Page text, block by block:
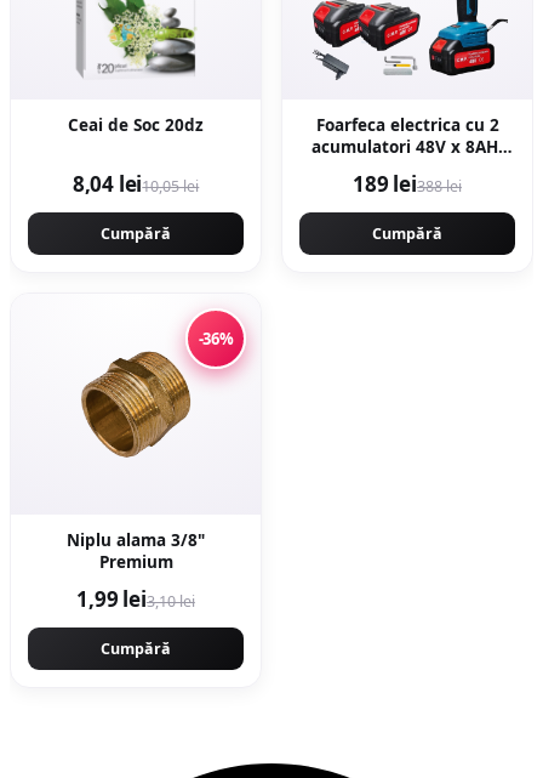
Ceai de Soc 20dz
8,04 lei10,05 lei
Cumpără
Foarfeca electrica cu 2
acumulatori 48V x 8AH,
taiere 27mm, Valiza,
profesional e-XPERT
ORIGINAL Protools
CMP1612
189 lei388 lei
Cumpără
-36%
Niplu alama 3/8"
Premium
1,99 lei3,10 lei
Cumpără